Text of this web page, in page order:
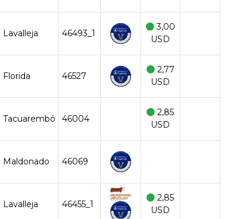
Lavalleja 46493_1
3,00
USD
Florida 46527
2,77
USD
Tacuarembó 46004
2,85
USD
Maldonado 46069
Lavalleja 46455_1
2,85
USD